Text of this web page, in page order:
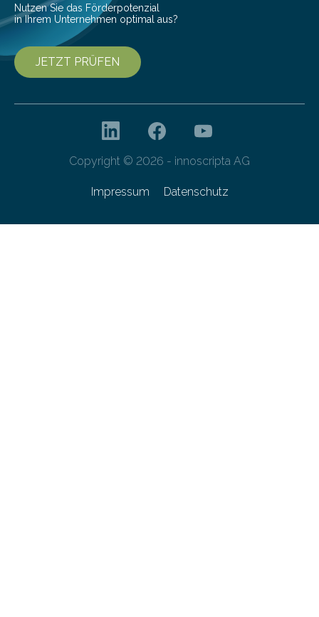
Nutzen Sie das Förderpotenzial
in Ihrem Unternehmen optimal aus?
JETZT PRÜFEN
Copyright © 2026 - innoscripta AG
Impressum Datenschutz